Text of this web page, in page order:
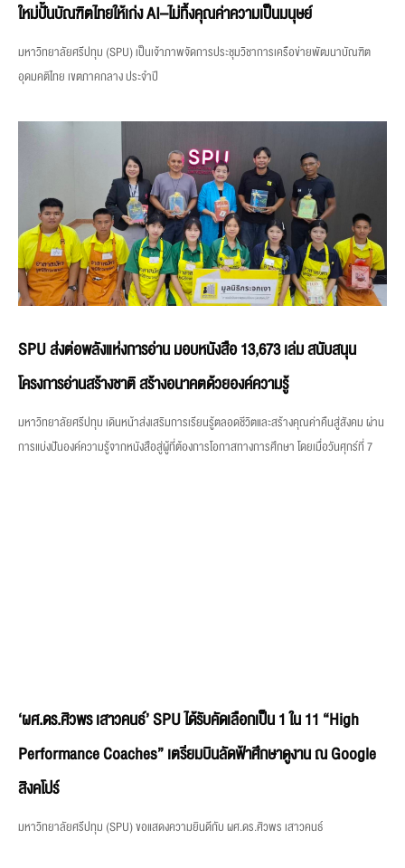
ใหม่ปั้นบัณฑิตไทยให้เก่ง AI–ไม่ทิ้งคุณค่าความเป็นมนุษย์
มหาวิทยาลัยศรีปทุม (SPU) เป็นเจ้าภาพจัดการประชุมวิชาการเครือข่ายพัฒนาบัณฑิต
อุดมคติไทย เขตภาคกลาง ประจำปี
SPU ส่งต่อพลังแห่งการอ่าน มอบหนังสือ 13,673 เล่ม สนับสนุน
โครงการอ่านสร้างชาติ สร้างอนาคตด้วยองค์ความรู้
มหาวิทยาลัยศรีปทุม เดินหน้าส่งเสริมการเรียนรู้ตลอดชีวิตและสร้างคุณค่าคืนสู่สังคม ผ่าน
การแบ่งปันองค์ความรู้จากหนังสือสู่ผู้ที่ต้องการโอกาสทางการศึกษา โดยเมื่อวันศุกร์ที่ 7
‘ผศ.ดร.ศิวพร เสาวคนธ์’ SPU ได้รับคัดเลือกเป็น 1 ใน 11 “High
Performance Coaches” เตรียมบินลัดฟ้าศึกษาดูงาน ณ Google
สิงคโปร์
มหาวิทยาลัยศรีปทุม (SPU) ขอแสดงความยินดีกับ ผศ.ดร.ศิวพร เสาวคนธ์